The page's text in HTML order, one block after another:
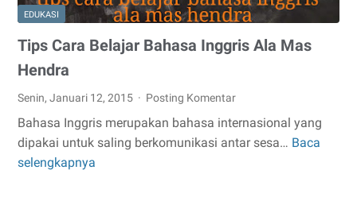
EDUKASI
Tips Cara Belajar Bahasa Inggris Ala Mas
Hendra
Senin, Januari 12, 2015 Posting Komentar
Bahasa Inggris merupakan bahasa internasional yang
dipakai untuk saling berkomunikasi antar sesa… Baca
selengkapnya
Tips